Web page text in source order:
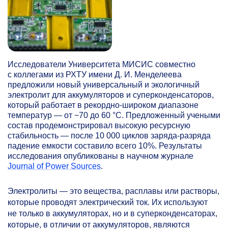
Исследователи Университета МИСИС совместно
с коллегами из РХТУ имени Д. И. Менделеева
предложили новый универсальный и экологичный
электролит для аккумуляторов и суперконденсаторов,
который работает в рекордно-широком диапазоне
температур — от −70 до 60 °C. Предложенный учеными
состав продемонстрировал высокую ресурсную
стабильность — после 10 000 циклов заряда-разряда
падение емкости составило всего 10%. Результаты
исследования опубликованы в научном журнале
Journal of Power Sources.
Электролиты — это вещества, расплавы или растворы,
которые проводят электрический ток. Их используют
не только в аккумуляторах, но и в суперконденсаторах,
которые, в отличии от аккумуляторов, являются